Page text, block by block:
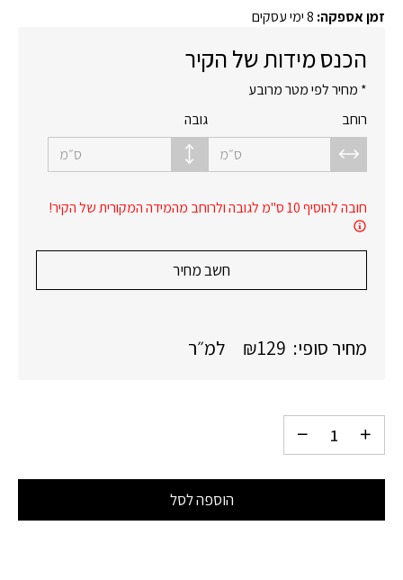
זמן אספקה: 8 ימי עסקים
הכנס מידות של הקיר
* מחיר לפי מטר מרובע
רוחב
ס״מ
גובה
ס״מ
חובה להוסיף 10 ס"מ לגובה ולרוחב מהמידה המקורית של הקיר!
חשב מחיר
מחיר סופי: ₪129 למ״ר
הוספה לסל